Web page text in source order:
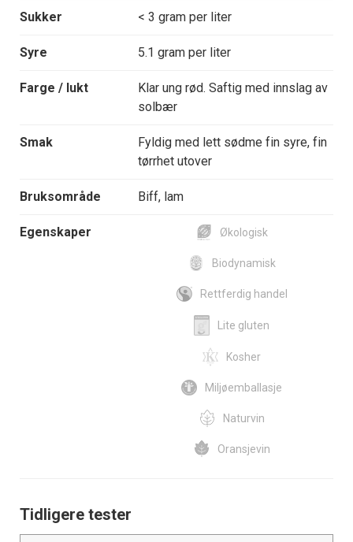
Sukker < 3 gram per liter
Syre 5.1 gram per liter
Farge / lukt
Klar ung rød. Saftig med innslag av
solbær
Smak
Fyldig med lett sødme fin syre, fin
tørrhet utover
Bruksområde Biff, lam
Egenskaper Økologisk
Biodynamisk
Rettferdig handel
Lite gluten
Kosher
Miljøemballasje
Naturvin
Oransjevin
Tidligere tester